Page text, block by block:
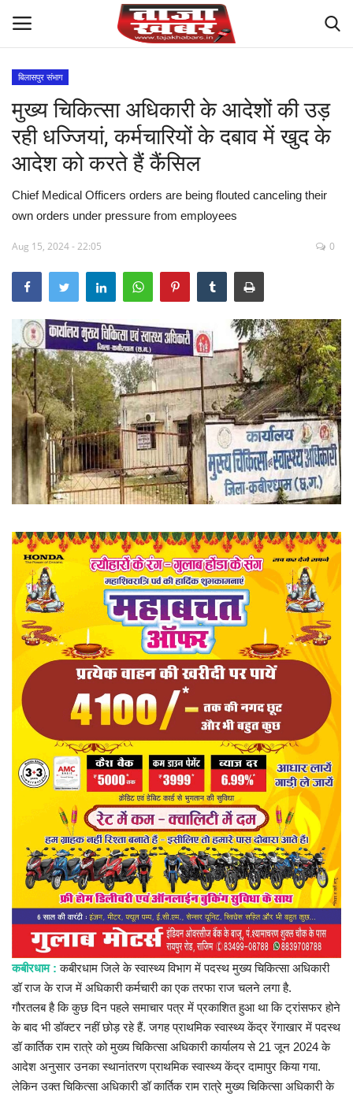
देश
मध्य प्रदेश
विश्व
विदेश
राष्ट्रीय
खेल
राज्य
व्यापार
संपादकीय
रोजगार
राजनीति
मनोरंजन
मैगज़ीन की लेख
प्रमुख खबर
Language
hindi
बिलासपुर संभाग
मुख्य चिकित्सा अधिकारी के आदेशों की उड़
रही धज्जियां, कर्मचारियों के दबाव में खुद के
आदेश को करते हैं कैंसिल
Chief Medical Officers orders are being flouted canceling their
own orders under pressure from employees
Aug 15, 2024 - 22:05 0
कबीरधाम : कबीरधाम जिले के स्वास्थ्य विभाग में पदस्थ मुख्य चिकित्सा अधिकारी
डॉ राज के राज में अधिकारी कर्मचारी का एक तरफा राज चलने लगा है.
गौरतलब है कि कुछ दिन पहले समाचार पत्र में प्रकाशित हुआ था कि ट्रांसफर होने
के बाद भी डॉक्टर नहीं छोड़ रहे हैं. जगह प्राथमिक स्वास्थ्य केंद्र रेंगाखार में पदस्थ
डॉ कार्तिक राम रात्रे को मुख्य चिकित्सा अधिकारी कार्यालय से 21 जून 2024 के
आदेश अनुसार उनका स्थानांतरण प्राथमिक स्वास्थ्य केंद्र दामापुर किया गया.
लेकिन उक्त चिकित्सा अधिकारी डॉ कार्तिक राम रात्रे मुख्य चिकित्सा अधिकारी के